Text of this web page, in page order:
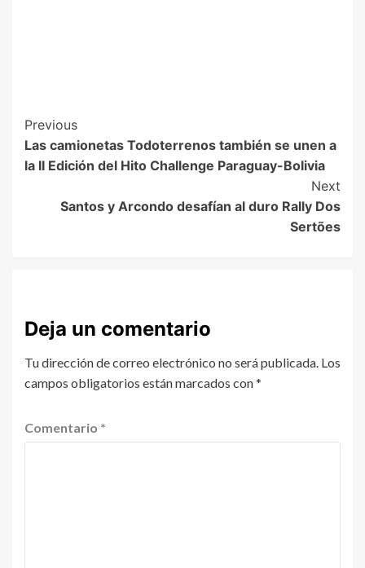
Previous
Las camionetas Todoterrenos también se unen a
la II Edición del Hito Challenge Paraguay-Bolivia
Next
Santos y Arcondo desafían al duro Rally Dos
Sertões
Deja un comentario
Tu dirección de correo electrónico no será publicada. Los
campos obligatorios están marcados con*
Comentario *